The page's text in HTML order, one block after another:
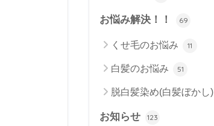
お悩み解決！！ 69
くせ毛のお悩み 11
白髪のお悩み 51
脱白髪染め(白髪ぼかし)
お知らせ 123